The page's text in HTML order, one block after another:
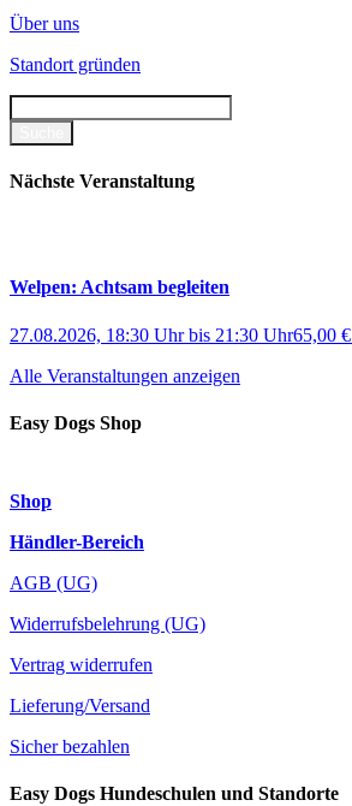
Über uns
Standort gründen
Nächste Veranstaltung
Welpen: Achtsam begleiten
27.08.2026, 18:30 Uhrbis 21:30 Uhr65,00 €
Alle Veranstaltungen anzeigen
Easy Dogs Shop
Shop
Händler-Bereich
AGB (UG)
Widerrufsbelehrung (UG)
Vertrag widerrufen
Lieferung/Versand
Sicher bezahlen
Easy Dogs Hundeschulen und Standorte